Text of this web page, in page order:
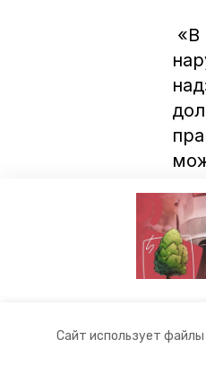
Сайт использует
«В